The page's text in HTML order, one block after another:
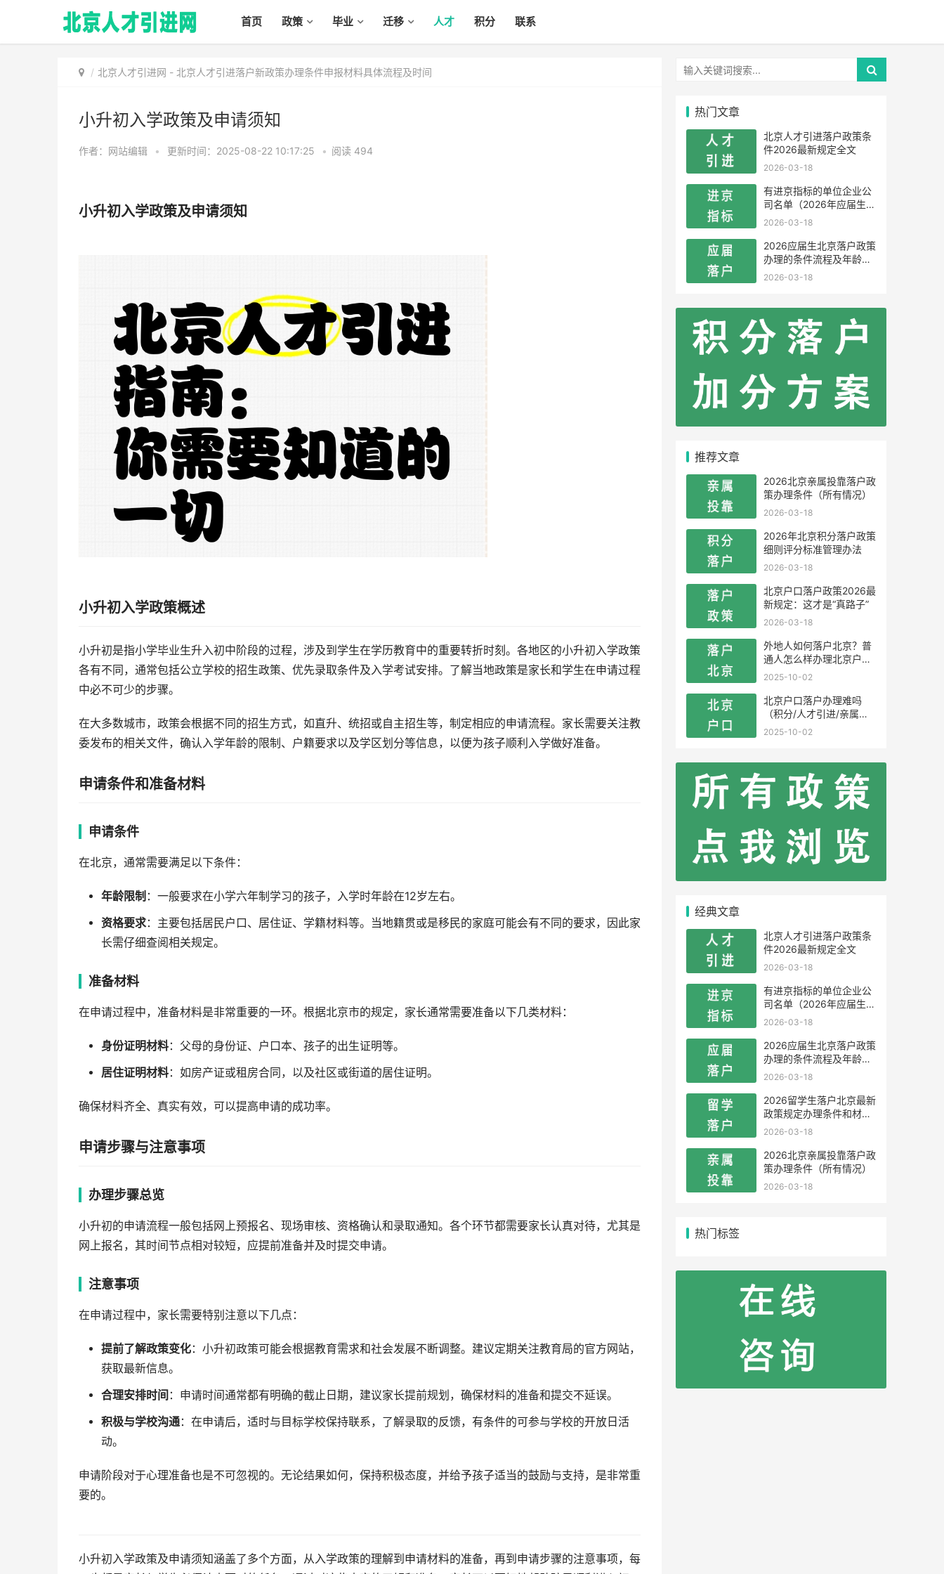
首页 政策 毕业 迁移 人才 积分 联系
北京人才引进网 - 北京人才引进落户新政策办理条件申报材料具体流程及时间
小升初入学政策及申请须知
作者：网站编辑 • 更新时间：2025-08-22 10:17:25 • 阅读 494
小升初入学政策及申请须知
小升初入学政策概述
小升初是指小学毕业生升入初中阶段的过程，涉及到学生在学历教育中的重要转折时刻。各地区的小升初入学政策
各有不同，通常包括公立学校的招生政策、优先录取条件及入学考试安排。了解当地政策是家长和学生在申请过程
中必不可少的步骤。
在大多数城市，政策会根据不同的招生方式，如直升、统招或自主招生等，制定相应的申请流程。家长需要关注教
委发布的相关文件，确认入学年龄的限制、户籍要求以及学区划分等信息，以便为孩子顺利入学做好准备。
申请条件和准备材料
申请条件
在北京，通常需要满足以下条件：
年龄限制 ：一般要求在小学六年制学习的孩子，入学时年龄在12岁左右。
资格要求：主要包括居民户口、居住证、学籍材料等。当地籍贯或是移民的家庭可能会有不同的要求，因此家
长需仔细查阅相关规定。
准备材料
在申请过程中，准备材料是非常重要的一环。根据北京市的规定，家长通常需要准备以下几类材料：
身份证明材料：父母的身份证、户口本、孩子的出生证明等。
居住证明材料：如房产证或租房合同，以及社区或街道的居住证明。
确保材料齐全、真实有效，可以提高申请的成功率。
申请步骤与注意事项
办理步骤总览
小升初的申请流程一般包括网上预报名、现场审核、资格确认和录取通知。各个环节都需要家长认真对待，尤其是
网上报名，其时间节点相对较短，应提前准备并及时提交申请。
注意事项
在申请过程中，家长需要特别注意以下几点：
提前了解政策变化：小升初政策可能会根据教育需求和社会发展不断调整。建议定期关注教育局的官方网站，
获取最新信息。
合理安排时间 ：申请时间通常都有明确的截止日期，建议家长提前规划，确保材料的准备和提交不延误。
积极与学校沟通：在申请后，适时与目标学校保持联系，了解录取的反馈，有条件的可参与学校的开放日活
动。
申请阶段对于心理准备也是不可忽视的。无论结果如何，保持积极态度，并给予孩子适当的鼓励与支持，是非常重
要的。
小升初入学政策及申请须知涵盖了多个方面，从入学政策的理解到申请材料的准备，再到申请步骤的注意事项，每
热门文章
北京人才引进落户政策条
件2026最新规定全文
2026-03-18
有进京指标的单位企业公
司名单（2026年应届生留
学生）
2026-03-18
2026应届生北京落户政策
办理的条件流程及年龄限
制
2026-03-18
推荐文章
2026北京亲属投靠落户政
策办理条件（所有情况）
2026-03-18
2026年北京积分落户政策
细则评分标准管理办法
2026-03-18
北京户口落户政策2026最
新规定：这才是“真路子”
2026-03-18
外地人如何落户北京？普
通人怎么样办理北京户
口？
2025-10-02
北京户口落户办理难吗
（积分/人才引进/亲属投
靠）
2025-10-02
经典文章
北京人才引进落户政策条
件2026最新规定全文
2026-03-18
有进京指标的单位企业公
司名单（2026年应届生留
学生）
2026-03-18
2026应届生北京落户政策
办理的条件流程及年龄限
制
2026-03-18
2026留学生落户北京最新
政策规定办理条件和材料
及流程
2026-03-18
2026北京亲属投靠落户政
策办理条件（所有情况）
2026-03-18
热门标签